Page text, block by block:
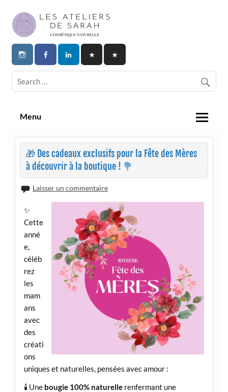
content
Les Ateliers de Sarah | Cosmetique
Naturelle
Menu
🎁 Des cadeaux exclusifs pour la Fête des Mères
à découvrir à la boutique ! 💐
Laisser un commentaire
✨
Cette
anné
e,
céléb
rez
les
mam
ans
avec
des
créati
ons
uniques et naturelles, pensées avec amour :
🕯️ Une bougie 100% naturellerenfermant une